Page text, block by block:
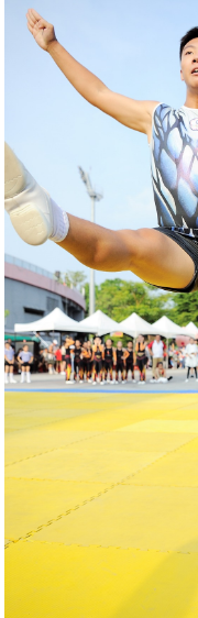
Previous